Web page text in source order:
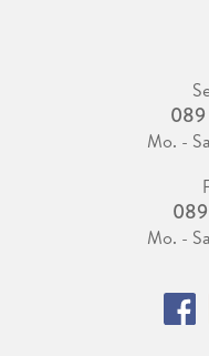
Mo. -
Mo. -